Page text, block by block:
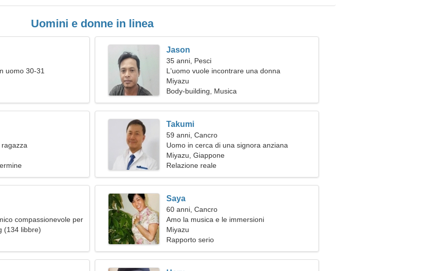
Uomini e donne in linea
uomo 30-31
Jason
35 anni, Pesci
L'uomo vuole incontrare una donna
Miyazu
Body-building, Musica
Takumi
59 anni, Cancro
Uomo in cerca di una signora anziana
Miyazu, Giappone
Relazione reale
compassionevole per
(134 libbre)
Saya
60 anni, Cancro
Amo la musica e le immersioni
Miyazu
Rapporto serio